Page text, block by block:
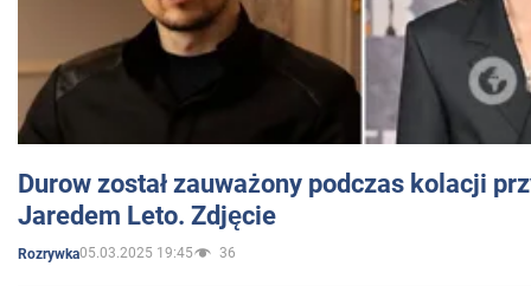
Durow został zauważony podczas kolacji
Jaredem Leto. Zdjęcie
Rozrywka05.03.2025 19:45 36